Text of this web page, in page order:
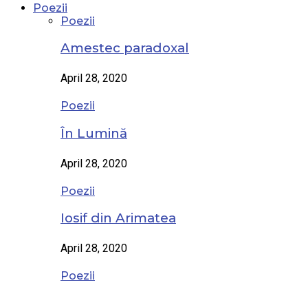
Poezii
Poezii
Amestec paradoxal
April 28, 2020
Poezii
În Lumină
April 28, 2020
Poezii
Iosif din Arimatea
April 28, 2020
Poezii